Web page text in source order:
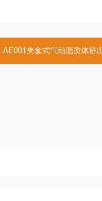
AE001夹套式气动脂质体挤